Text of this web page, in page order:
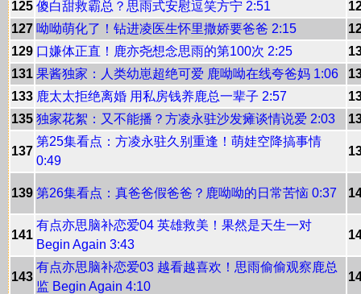
125 傻白甜救霸总？思雨式安慰逗笑方宁 2:51
127 呦呦萌化了！钻进凌医生怀里撒娇要爸爸 2:15
129 口嫌体正直！鹿亦尧想念思雨的第100次 2:25
131 果酱独家：人类幼崽超绝可爱 鹿呦呦在线夸爸妈 1:06
133 鹿太太拒绝离婚 用私房钱养鹿总一辈子 2:57
135 独家花絮：又不能播？方凌永驻沙发瘫谈情说爱 2:03
137
第25集看点：方凌永驻久别重逢！萌娃空降搞事情
0:49
139 第26集看点：真爸爸假爸爸？鹿呦呦的日常苦恼 0:37
141
有点亦思脑补恋爱04 英雄救美！果然是天生一对
Begin Again 3:43
143
有点亦思脑补恋爱03 越看越喜欢！思雨偷偷观察鹿总
监 Begin Again 4:10